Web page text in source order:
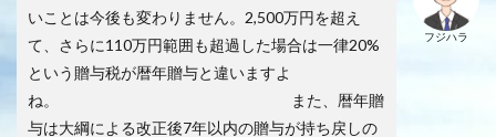
フジハラ
いことは今後も変わりません。2,500万円を超え
て、さらに110万円範囲も超過した場合は一律20%
という贈与税が暦年贈与と違いますよ
ね。 また、暦年贈
与は大綱による改正後7年以内の贈与が持ち戻しの